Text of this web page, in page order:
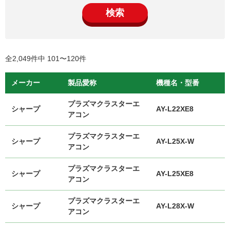
検索
全2,049件中 101〜120件
メーカー 製品愛称 機種名・型番
シャープ
プラズマクラスターエ
アコン
AY-L22XE8
シャープ
プラズマクラスターエ
アコン
AY-L25X-W
シャープ
プラズマクラスターエ
アコン
AY-L25XE8
シャープ
プラズマクラスターエ
アコン
AY-L28X-W